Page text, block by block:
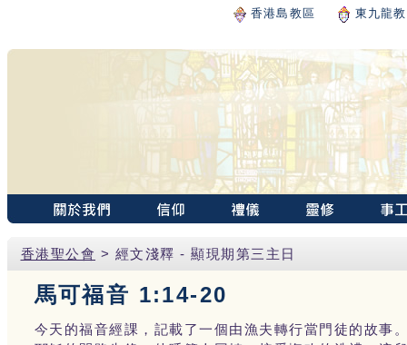
香港島教區 東九龍
香港聖公會 > 經文淺釋 - 顯現期第三主日
馬可福音 1:14-20
今天的福音經課，記載了一個由漁夫轉行當門徒的故事